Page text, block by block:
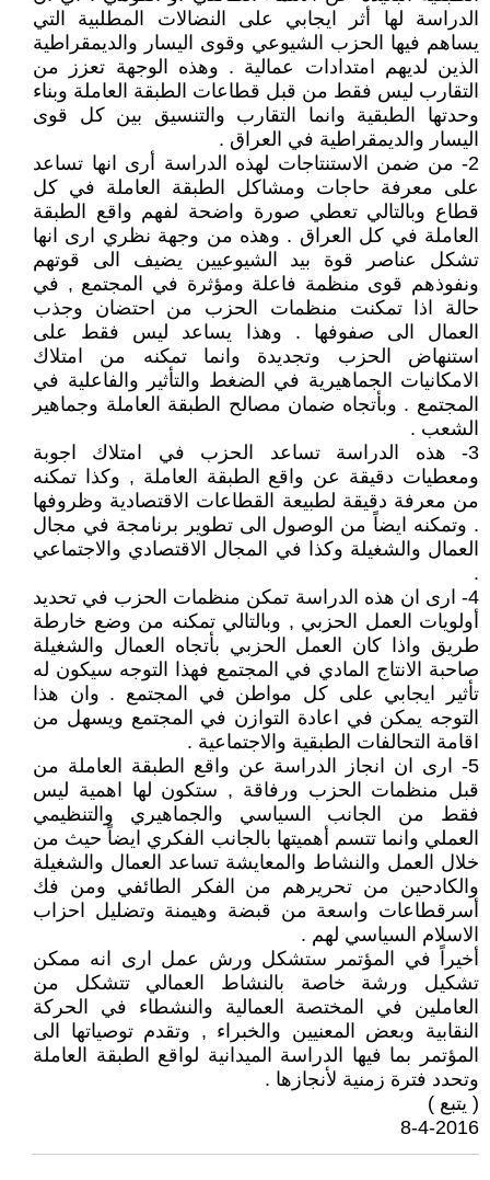
الدراسة لها أثر ايجابي على النضالات المطلبية التي
يساهم فيها الحزب الشيوعي وقوى اليسار والديمقراطية
الذين لديهم امتدادات عمالية . وهذه الوجهة تعزز من
التقارب ليس فقط من قبل قطاعات الطبقة العاملة وبناء
وحدتها الطبقية وانما التقارب والتنسيق بين كل قوى
اليسار والديمقراطية في العراق .
2- من ضمن الاستنتاجات لهذه الدراسة أرى انها تساعد
على معرفة حاجات ومشاكل الطبقة العاملة في كل
قطاع وبالتالي تعطي صورة واضحة لفهم واقع الطبقة
العاملة في كل العراق . وهذه من وجهة نظري ارى انها
تشكل عناصر قوة بيد الشيوعيين يضيف الى قوتهم
ونفوذهم قوى منظمة فاعلة ومؤثرة في المجتمع , في
حالة اذا تمكنت منظمات الحزب من احتضان وجذب
العمال الى صفوفها . وهذا يساعد ليس فقط على
استنهاض الحزب وتجديدة وانما تمكنه من امتلاك
الامكانيات الجماهيرية في الضغط والتأثير والفاعلية في
المجتمع . وبأتجاه ضمان مصالح الطبقة العاملة وجماهير
الشعب .
3- هذه الدراسة تساعد الحزب في امتلاك اجوبة
ومعطيات دقيقة عن واقع الطبقة العاملة , وكذا تمكنه
من معرفة دقيقة لطبيعة القطاعات الاقتصادية وظروفها
. وتمكنه ايضاً من الوصول الى تطوير برنامجة في مجال
العمال والشغيلة وكذا في المجال الاقتصادي والاجتماعي
.
4- ارى ان هذه الدراسة تمكن منظمات الحزب في تحديد
أولويات العمل الحزبي , وبالتالي تمكنه من وضع خارطة
طريق واذا كان العمل الحزبي بأتجاه العمال والشغيلة
صاحبة الانتاج المادي في المجتمع فهذا التوجه سيكون له
تأثير ايجابي على كل مواطن في المجتمع . وان هذا
التوجه يمكن في اعادة التوازن في المجتمع ويسهل من
اقامة التحالفات الطبقية والاجتماعية .
5- ارى ان انجاز الدراسة عن واقع الطبقة العاملة من
قبل منظمات الحزب ورفاقة , ستكون لها اهمية ليس
فقط من الجانب السياسي والجماهيري والتنظيمي
العملي وانما تتسم أهميتها بالجانب الفكري ايضاً حيث من
خلال العمل والنشاط والمعايشة تساعد العمال والشغيلة
والكادحين من تحريرهم من الفكر الطائفي ومن فك
أسرقطاعات واسعة من قبضة وهيمنة وتضليل احزاب
الاسلام السياسي لهم .
أخيراً في المؤتمر ستشكل ورش عمل ارى انه ممكن
تشكيل ورشة خاصة بالنشاط العمالي تتشكل من
العاملين في المختصة العمالية والنشطاء في الحركة
النقابية وبعض المعنيين والخبراء , وتقدم توصياتها الى
المؤتمر بما فيها الدراسة الميدانية لواقع الطبقة العاملة
وتحدد فترة زمنية لأنجازها .
( يتبع )
8-4-2016